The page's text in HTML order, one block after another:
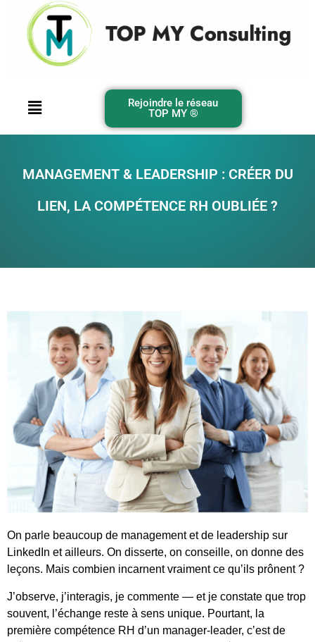
Rejoindre le réseau
TOP MY ®️
MANAGEMENT & LEADERSHIP : CRÉER DU
LIEN, LA COMPÉTENCE RH OUBLIÉE ?
On parle beaucoup de management et de leadership sur
LinkedIn et ailleurs. On disserte, on conseille, on donne des
leçons. Mais combien incarnent vraiment ce qu’ils prônent ?
J’observe, j’interagis, je commente — et je constate que trop
souvent, l’échange reste à sens unique. Pourtant, la
première compétence RH d’un manager-leader, c’est de